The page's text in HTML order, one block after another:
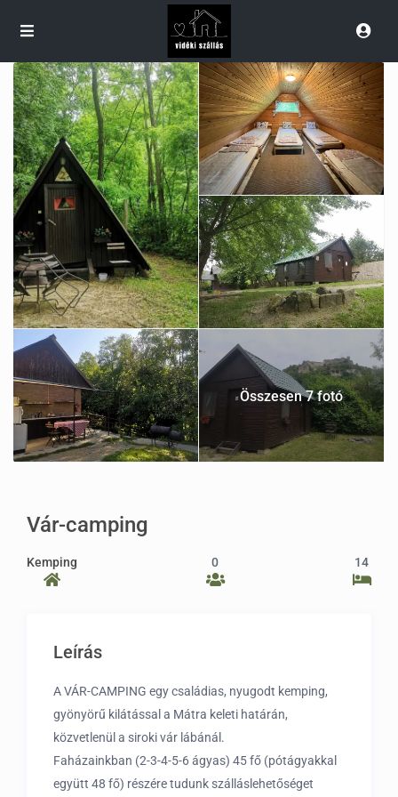
Összesen 7 fotó
Vár-camping
Kemping 0 14
Leírás
A VÁR-CAMPING egy családias, nyugodt kemping,
gyönyörű kilátással a Mátra keleti határán,
közvetlenül a siroki vár lábánál.
Faházainkban (2-3-4-5-6 ágyas) 45 fő (pótágyakkal
együtt 48 fő) részére tudunk szálláslehetőséget